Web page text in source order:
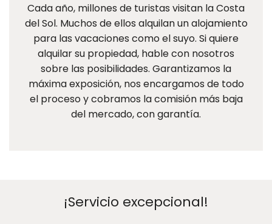
Cada año, millones de turistas visitan la Costa
del Sol. Muchos de ellos alquilan un alojamiento
para las vacaciones como el suyo. Si quiere
alquilar su propiedad, hable con nosotros
sobre las posibilidades. Garantizamos la
máxima exposición, nos encargamos de todo
el proceso y cobramos la comisión más baja
del mercado, con garantía.
¡Servicio excepcional!